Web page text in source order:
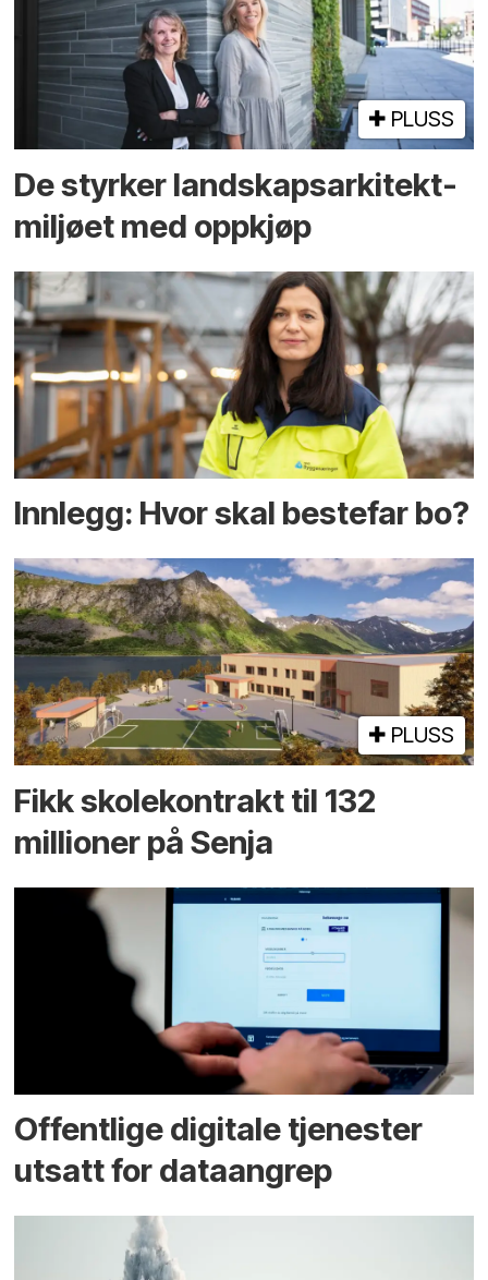
PLUSS
De styrker landskaps­arkitekt­
miljøet med oppkjøp
Innlegg: Hvor skal bestefar bo?
PLUSS
Fikk skole­kontrakt til 132
millioner på Senja
Offentlige digitale tjenester
utsatt for dataangrep